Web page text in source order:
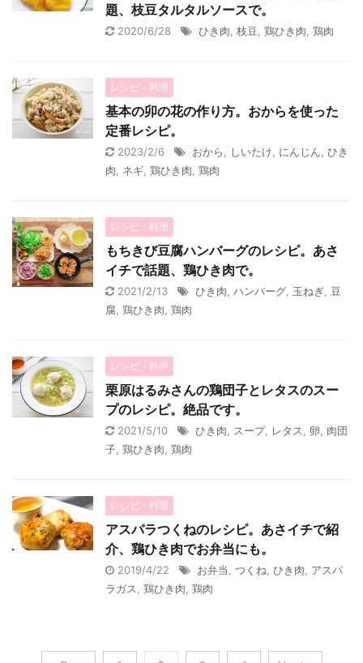
題、枝豆タルタルソースで。
2020/6/28 ひき肉 枝豆 鶏ひき肉 鶏肉
レシピ・料理
基本の卯の花の作り方。おからを使った
定番レシピ。
2023/2/6 おから しいたけ にんじん ひき
肉
ネギ 鶏ひき肉 鶏肉
レシピ・料理
もちきび豆腐ハンバーグのレシピ。あさ
イチで話題、鶏ひき肉で。
2021/2/13 ひき肉 ハンバーグ 玉ねぎ 豆
腐 鶏ひき肉 鶏肉
レシピ・料理
栗原はるみさんの鶏団子とレタスのスー
プのレシピ。絶品です。
2021/5/10 ひき肉 スープ, レタス 卵
肉団
子 鶏ひき肉 鶏肉
レシピ・料理
アスパラつくねのレシピ。あさイチで紹
介、鶏ひき肉でお弁当にも。
2019/4/22 お弁当 つくね ひき肉
アスパ
ラガス
鶏ひき肉 鶏肉